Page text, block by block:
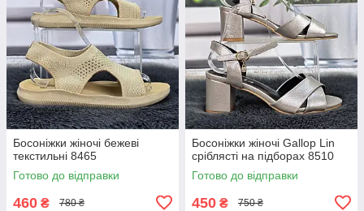
Босоніжки жіночі бежеві
текстильні 8465
Готово до відправки
460 ₴ 780 ₴
Босоніжки жіночі Gallop Lin
сріблясті на підборах 8510
Готово до відправки
450 ₴ 750 ₴